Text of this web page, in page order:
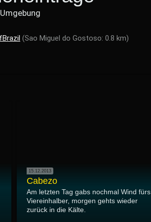
(Sao Miguel do Gostoso: 0.8 km)
15.12.2013
Cabezo
Am letzten Tag gabs nochmal Wind fürs
Viereinhalber, morgen gehts wieder
zurück in die Kälte.